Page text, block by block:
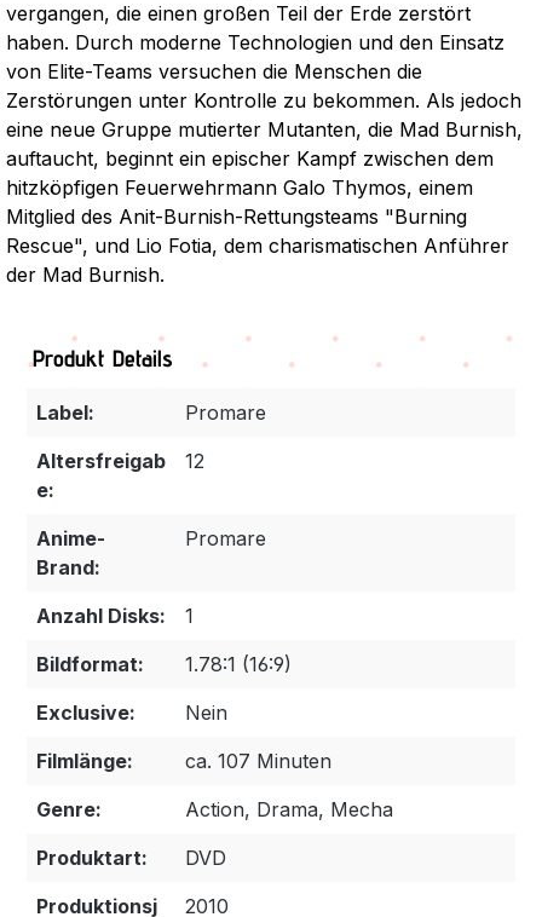
vergangen, die einen großen Teil der Erde zerstört
haben. Durch moderne Technologien und den Einsatz
von Elite-Teams versuchen die Menschen die
Zerstörungen unter Kontrolle zu bekommen. Als jedoch
eine neue Gruppe mutierter Mutanten, die Mad Burnish,
auftaucht, beginnt ein epischer Kampf zwischen dem
hitzköpfigen Feuerwehrmann Galo Thymos, einem
Mitglied des Anit-Burnish-Rettungsteams "Burning
Rescue", und Lio Fotia, dem charismatischen Anführer
der Mad Burnish.
Produkt Details
Label:
Promare
Altersfreigab
e:
12
Anime-
Brand:
Promare
Anzahl Disks:
1
Bildformat:
1.78:1 (16:9)
Exclusive:
Nein
Filmlänge:
ca. 107 Minuten
Genre:
Action, Drama, Mecha
Produktart:
DVD
Produktionsj
2010